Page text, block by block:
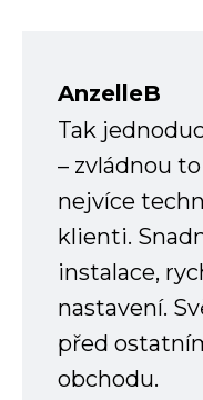
AnzelleB
Tak
– zvládnou
nejvíce
klienti.
instalace,
nastavení.
před
obchodu.